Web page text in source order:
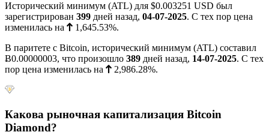
Исторический минимум (ATL) для $0.003251 USD был
зарегистрирован 399 дней назад, 04-07-2025. С тех пор цена
изменилась на
1,645.53%.
В паритете с Bitcoin, исторический минимум (ATL) составил
Ƀ0.00000003, что произошло 389 дней назад, 14-07-2025. С тех
пор цена изменилась на
2,986.28%.
Какова рыночная капитализация Bitcoin
Diamond?